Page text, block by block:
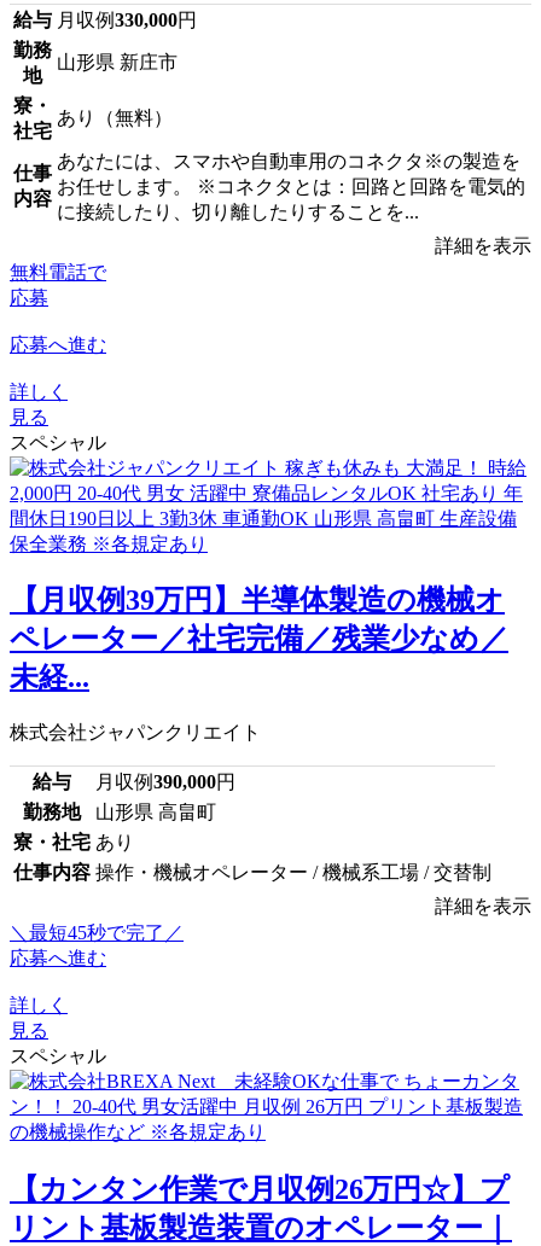
給与 月収例330,000円
勤務
地
山形県 新庄市
寮・
社宅
あり（無料）
仕事
内容
あなたには、スマホや自動車用のコネクタ※の製造を
お任せします。 ※コネクタとは：回路と回路を電気的
に接続したり、切り離したりすることを...
詳細を表示
無料電話で
応募
応募へ進む
詳しく
見る
スペシャル
【月収例39万円】半導体製造の機械オ
ペレーター／社宅完備／残業少なめ／
未経...
株式会社ジャパンクリエイト
給与 月収例390,000円
勤務地
山形県 高畠町
寮・社宅 あり
仕事内容 操作・機械オペレーター / 機械系工場 / 交替制
詳細を表示
＼最短45秒で完了／
応募へ進む
詳しく
見る
スペシャル
【カンタン作業で月収例26万円☆】プ
リント基板製造装置のオペレーター｜